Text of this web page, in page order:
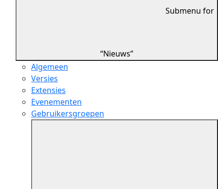
Submenu for
“Nieuws”
Algemeen
Versies
Extensies
Evenementen
Gebruikersgroepen